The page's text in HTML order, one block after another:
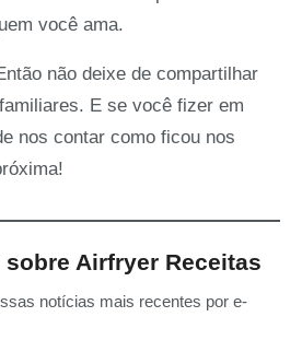
você ama.
não deixe de compartilhar
E se você fizer em
nos contar como ficou nos
Airfryer Receitas
notícias mais recentes por e-